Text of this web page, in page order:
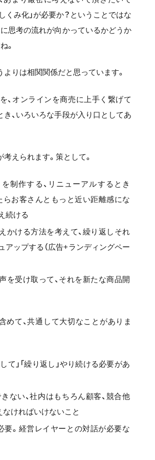
くみ化」が必要か？ということではな
に思考の流れが向かっているかどうか
。
りは相関関係だと思っています。
、オンラインを商売に上手く繋げて
き、いろいろな手段が入り口としてあ
えられます。策として。
制作する、リニューアルするとき
らお客さんともっと近い距離感にな
続ける
かける方法を考えて、繰り返しそれ
アップする（広告+ランディングペー
を受け取って、それを新たな商品開
めて、共通して大切なことがありま
て」「繰り返し」やり続ける必要があ
ない、社内はもちろん顧客、競合他
ければいけないこと
要。経営レイヤーとの対話が必要な